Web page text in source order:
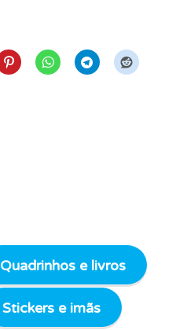
Quadrinhos e livros
Stickers e imãs